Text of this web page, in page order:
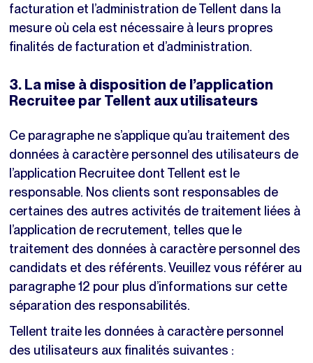
facturation et l’administration de Tellent dans la
mesure où cela est nécessaire à leurs propres
finalités de facturation et d’administration.
3. La mise à disposition de l’application
Recruitee par Tellent aux utilisateurs
Ce paragraphe ne s’applique qu’au traitement des
données à caractère personnel des utilisateurs de
l’application Recruitee dont Tellent est le
responsable. Nos clients sont responsables de
certaines des autres activités de traitement liées à
l’application de recrutement, telles que le
traitement des données à caractère personnel des
candidats et des référents. Veuillez vous référer au
paragraphe 12 pour plus d’informations sur cette
séparation des responsabilités.
Tellent traite les données à caractère personnel
des utilisateurs aux finalités suivantes :